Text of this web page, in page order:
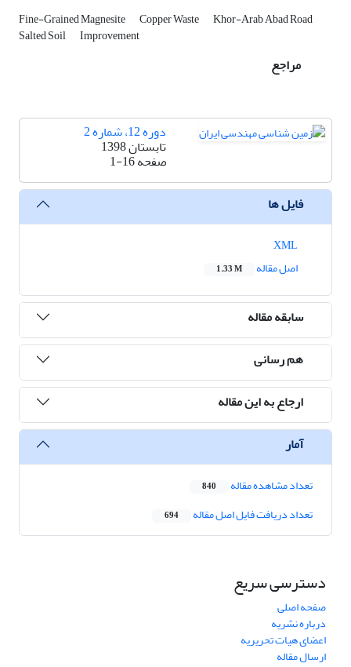
Fine-Grained Magnesite Copper Waste Khor-Arab Abad Road
Salted Soil Improvement
مراجع
دوره 12، شماره 2
تابستان 1398
صفحه1-16
فایل ها
اصل مقاله
1.33 M
سابقه مقاله
هم رسانی
ارجاع به این مقاله
آمار
تعداد مشاهده مقاله 840
تعداد دریافت فایل اصل مقاله 694
دسترسی سریع
صفحه اصلی
درباره نشریه
اعضای هیات تحریریه
ارسال مقاله